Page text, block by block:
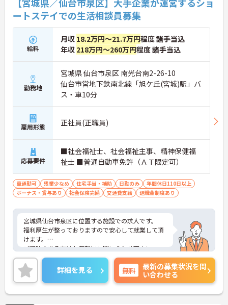
ートステイでの生活相談員募集
給料
月収 18.2万円～21.7万円程度 諸手当込
年収 218万円～260万円程度 諸手当込
勤務地
宮城県 仙台市泉区 南光台南2-26-10
仙台市営地下鉄南北線「旭ケ丘(宮城)駅」バ
ス・車10分
雇用形態 正社員(正職員)
応募要件
■社会福祉士、社会福祉主事、精神保健福
祉士 ■普通自動車免許（ＡＴ限定可）
車通勤可 残業少なめ 住宅手当・補助 日勤のみ
年間休日110日以上
ボーナス・賞与あり
社会保険完備 交通費支給 退職金制度あり
宮城県仙台市泉区に位置する施設での求人です。
福利厚生が整っておりますので安心して就業して頂
けます。
ご興味のある方はお気軽にお問い合わせ下さい。
詳細を見る 無料
最新の募集状況を問
い合わせる